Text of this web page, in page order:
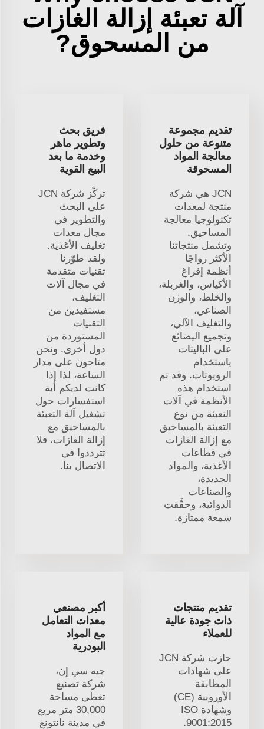
آلة تعبئة إزالة الغازات
من المسحوق?
تقديم مجموعة
متنوعة من حلول
معالجة المواد
المسحوقة
JCN هي شركة
منتجة لمعدات
تكنولوجيا معالجة
المساحيق.
وتشمل منتجاتنا
الأكثر رواجًا
أنظمة إفراغ
الأكياس، والغربلة،
والخلط، والوزن
الصناعي،
والتغليف الآلي،
وتجميع البضائع
على الباليتات
باستخدام
الروبوتات. وقد تم
استخدام هذه
الأنظمة في آلات
التعبئة من نوع
التعبئة بالمساحيق
مع إزالة الغازات
في قطاعات
الأغذية، والمواد
الجديدة،
والصناعات
الدوائية، وحقَّقت
سمعة ممتازة.
فريق بحث
وتطوير ماهر
وخدمة ما بعد
البيع القوية
تركّز شركة JCN
على البحث
والتطوير في
مجال معدات
تغليف الأغذية.
ولقد طوّرنا
تقنيات متقدمة
في مجال آلات
التغليف،
مستفيدين من
التقنيات
المستوردة من
دول أخرى. ونحن
متاحون على مدار
الساعة، لذا إذا
كانت لديكم أية
استفسارات حول
تشغيل آلة التعبئة
بالمساحيق مع
إزالة الغازات، فلا
تترددوا في
الاتصال بنا.
تقديم منتجات
ذات جودة عالية
للعملاء
حازت شركة JCN
على شهادات
المطابقة
الأوروبية (CE)
وشهادة ISO
9001:2015.
أكبر مصنعي
معدات التعامل
مع المواد
البودرية
جيه سي إن،
شركة تصنيع
تغطي مساحة
30,000 متر مربع
في مدينة نانتونغ